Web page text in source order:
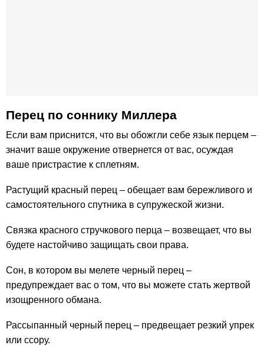
Перец по cоннику Миллера
Если вам приснится, что вы обожгли себе язык перцем –
значит ваше окружение отвернется от вас, осуждая
ваше пристрастие к сплетням.
Растущий красный перец – обещает вам бережливого и
самостоятельного спутника в супружеской жизни.
Связка красного стручкового перца – возвещает, что вы
будете настойчиво защищать свои права.
Сон, в котором вы мелете черный перец –
предупреждает вас о том, что вы можете стать жертвой
изощренного обмана.
Рассыпанный черный перец – предвещает резкий упрек
или ссору.